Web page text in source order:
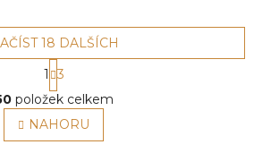
O
v
l
á
18 DALŠÍCH
S
t
r
á
n
k
1
3
položek celkem
NAHORU